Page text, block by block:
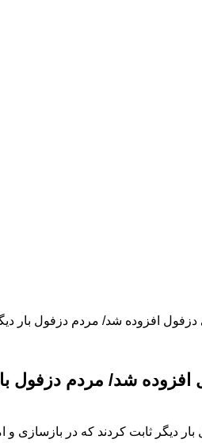
ظرفیت درمانی دزفول افزوده شد/ مردم
دزفول افزوده شد/ مردم
مردم دزفول بار دیگر ثابت کردند که